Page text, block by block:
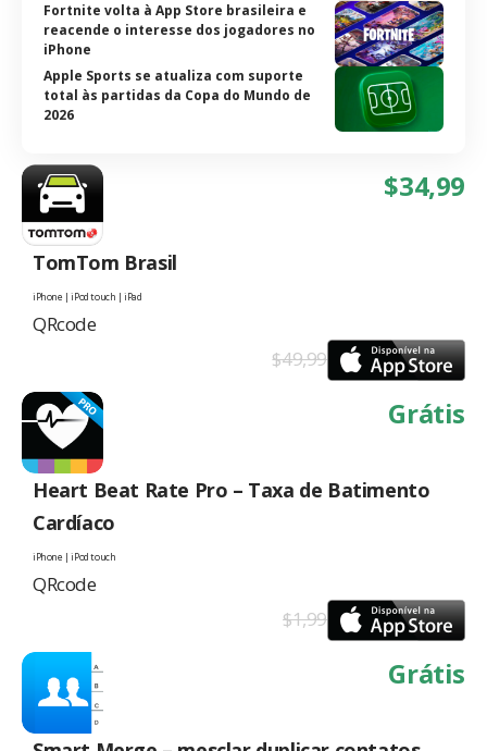
Fortnite volta à App Store brasileira e
reacende o interesse dos jogadores no
iPhone
Apple Sports se atualiza com suporte
total às partidas da Copa do Mundo de
2026
TomTom Brasil
iPhone | iPod touch | iPad
QRcode
$34,99
$49,99
Heart Beat Rate Pro – Taxa de Batimento
Cardíaco
iPhone | iPod touch
QRcode
Grátis
$1,99
Grátis